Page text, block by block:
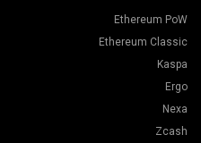
Ethereum PoW
Ethereum Classic
Kaspa
Ergo
Nexa
Zcash